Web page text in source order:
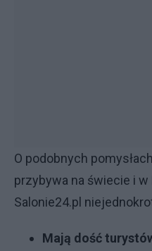
O podobnych
przybywa na świecie i
Salonie24.pl
Mają dość